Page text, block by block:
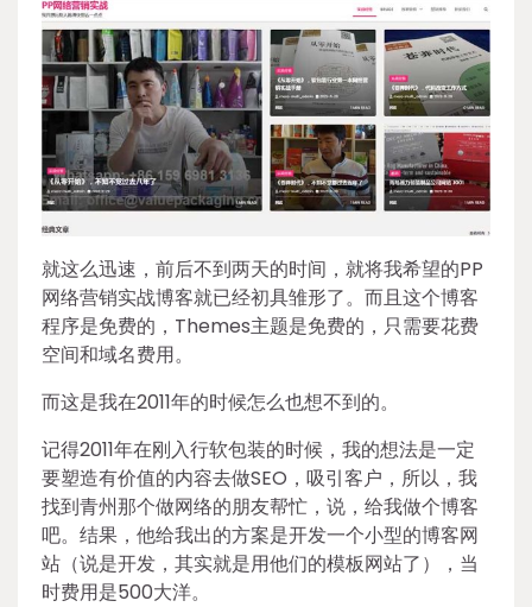
就这么迅速，前后不到两天的时间，就将我希望的PP
网络营销实战博客就已经初具雏形了。而且这个博客
程序是免费的，Themes主题是免费的，只需要花费
空间和域名费用。
而这是我在2011年的时候怎么也想不到的。
记得2011年在刚入行软包装的时候，我的想法是一定
要塑造有价值的内容去做SEO，吸引客户，所以，我
找到青州那个做网络的朋友帮忙，说，给我做个博客
吧。结果，他给我出的方案是开发一个小型的博客网
站（说是开发，其实就是用他们的模板网站了），当
时费用是500大洋。